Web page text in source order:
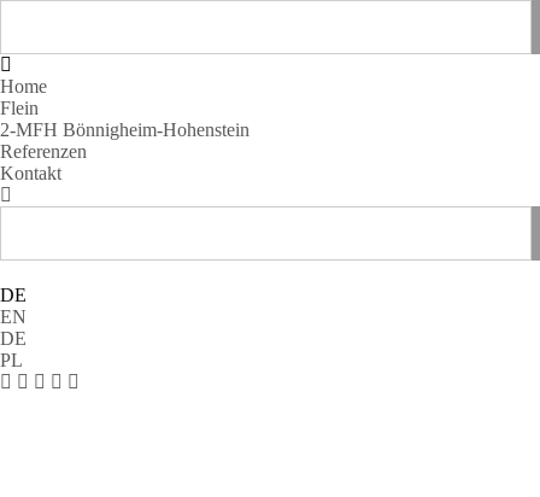
Home
Flein
2-MFH Bönnigheim-Hohenstein
Referenzen
Kontakt
DE
EN
DE
PL